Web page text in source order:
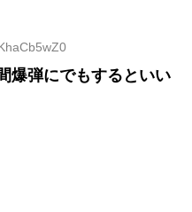
爆弾にでもするといい